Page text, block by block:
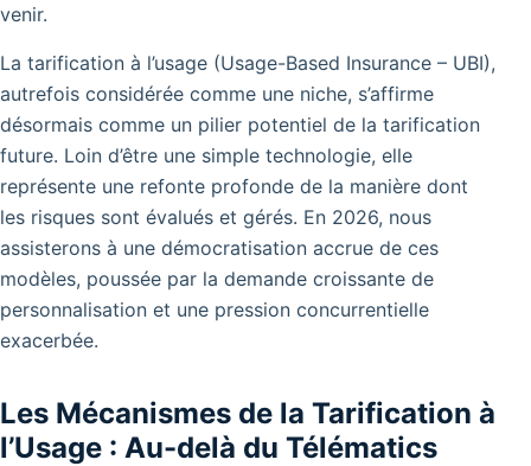
venir.
La tarification à l’usage (Usage-Based Insurance – UBI),
autrefois considérée comme une niche, s’affirme
désormais comme un pilier potentiel de la tarification
future. Loin d’être une simple technologie, elle
représente une refonte profonde de la manière dont
les risques sont évalués et gérés. En 2026, nous
assisterons à une démocratisation accrue de ces
modèles, poussée par la demande croissante de
personnalisation et une pression concurrentielle
exacerbée.
Les Mécanismes de la Tarification à
l’Usage : Au-delà du Télématics